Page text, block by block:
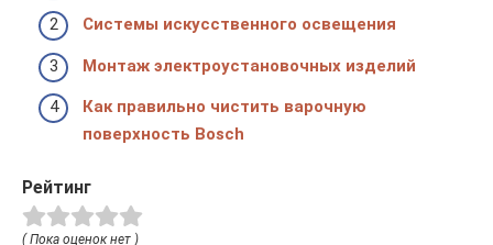
Системы искусственного освещения
Монтаж электроустановочных изделий
Как правильно чистить варочную
поверхность Bosch
Рейтинг
( Пока оценок нет )